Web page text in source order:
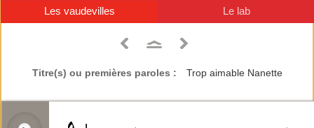
Les vaudevilles
Le lab
Titre(s) ou premières paroles : Trop aimable Nanette